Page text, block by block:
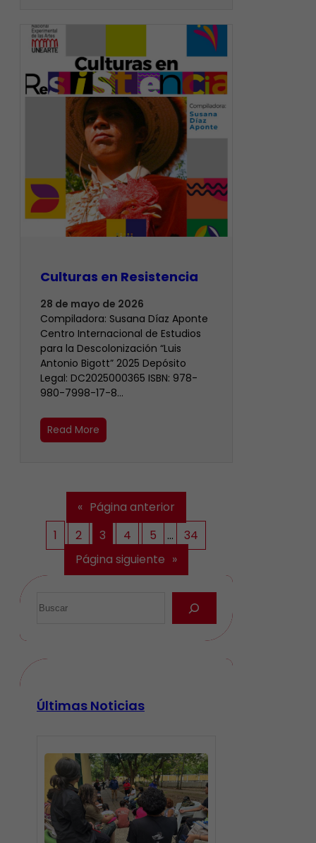
Culturas en Resistencia
28 de mayo de 2026
Compiladora: Susana Díaz Aponte
Centro Internacional de Estudios
para la Descolonización “Luis
Antonio Bigott” 2025 Depósito
Legal: DC2025000365 ISBN: 978-
980-7998-17-8…
Read More
« Página anterior
1
2 3 4 5 …
34
Página siguiente »
Últimas Noticias